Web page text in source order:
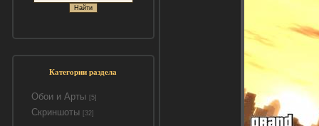
Категории раздела
Обои и Арты [5]
Скриншоты [32]